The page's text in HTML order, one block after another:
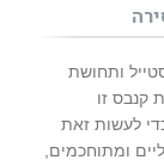
ותחושת
קנבס זו
לעשות זאת
ומתוחכמים,